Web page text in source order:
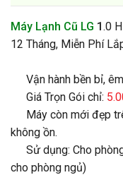
Máy Lạnh Cũ LG 1 .0
12 Tháng, Miễn Phí
Vận hành bền bỉ,
Giá Trọn Gói chỉ:
Máy còn mới đẹp
không ồn.
Sử dụng: Cho
cho phòng ngủ)